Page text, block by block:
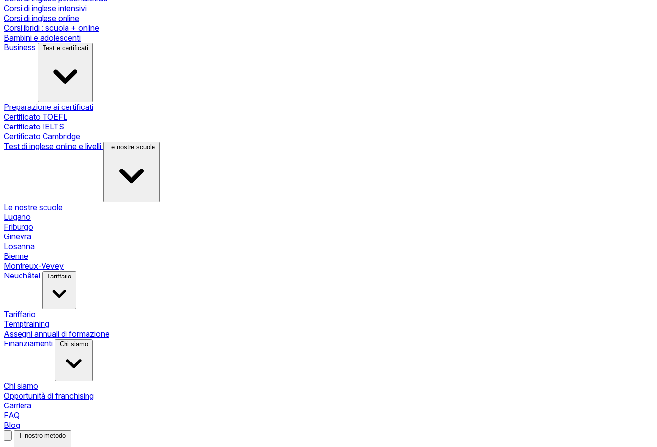
Corsi di inglese intensivi
Corsi di inglese online
Corsi ibridi : scuola + online
Bambini e adolescenti
Business
Test e certificati
Preparazione ai certificati
Certificato TOEFL
Certificato IELTS
Certificato Cambridge
Test di inglese online e livelli
Le nostre scuole
Le nostre scuole
Lugano
Friburgo
Ginevra
Losanna
Bienne
Montreux-Vevey
Neuchâtel
Tariffario
Tariffario
Temptraining
Assegni annuali di formazione
Finanziamenti
Chi siamo
Chi siamo
Opportunità di franchising
Carriera
FAQ
Blog
Il nostro metodo